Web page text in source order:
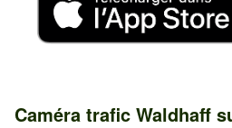
Caméra trafic Waldhaff